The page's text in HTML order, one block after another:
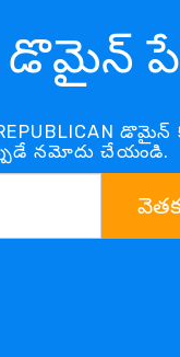
డొమైన్
డొమైన్
నమోదు చేయండి.